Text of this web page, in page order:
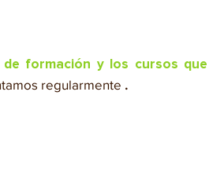
formación y los cursos que
regularmente .